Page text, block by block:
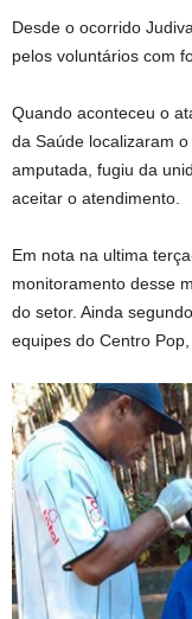
Desde o ocorrido
pelos voluntários com
Quando aconteceu o
da Saúde localizaram
amputada, fugiu da
aceitar o atendimento.
Em nota na ultima
monitoramento desse
do setor. Ainda
equipes do Centro